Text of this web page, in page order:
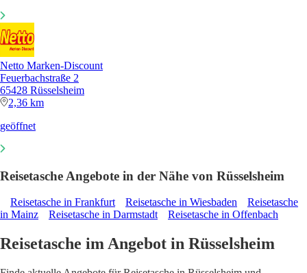
Netto Marken-Discount
Feuerbachstraße 2
65428 Rüsselsheim
2,36 km
geöffnet
Reisetasche Angebote in der Nähe von Rüsselsheim
Reisetasche in Frankfurt Reisetasche in Wiesbaden
Reisetasche
in Mainz
Reisetasche in Darmstadt Reisetasche in Offenbach
Reisetasche im Angebot in Rüsselsheim